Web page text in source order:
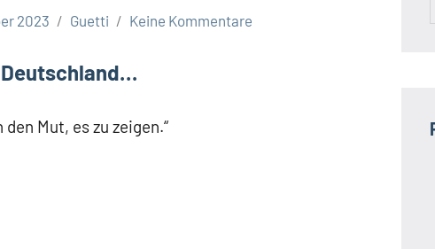
2023 Guetti Keine Kommentare
Mut, es zu zeigen.“